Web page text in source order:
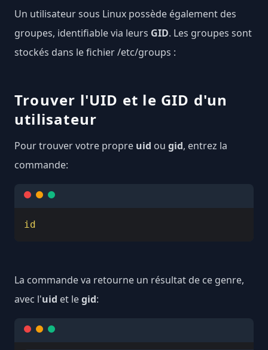
Un utilisateur sous Linux possède également des
groupes, identifiable via leurs GID. Les groupes sont
stockés dans le fichier /etc/groups :
Trouver l'UID et le GID d'un
utilisateur
Pour trouver votre propre uid ou gid, entrez la
commande:
id
La commande va retourne un résultat de ce genre,
avec l'uid et legid: